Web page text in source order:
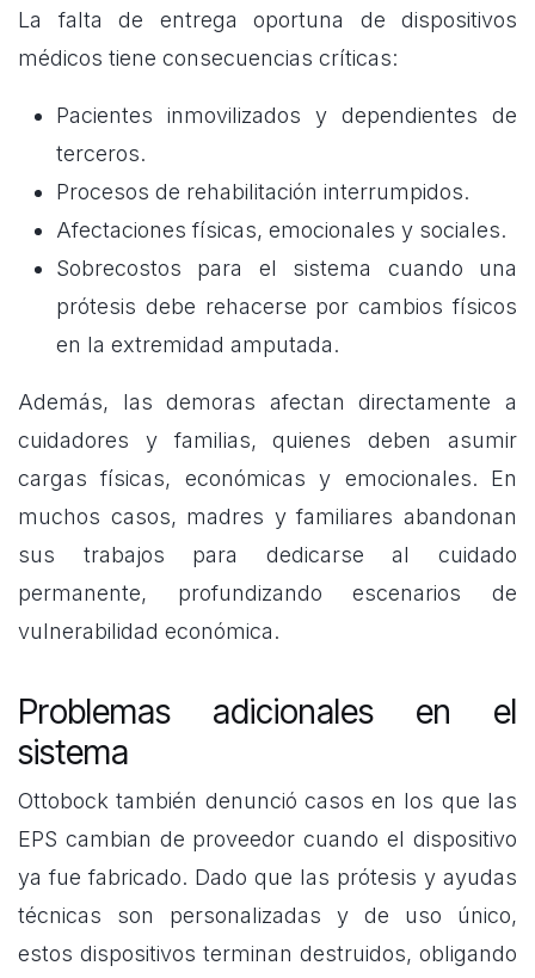
La falta de entrega oportuna de dispositivos
médicos tiene consecuencias críticas:
Pacientes inmovilizados y dependientes de
terceros.
Procesos de rehabilitación interrumpidos.
Afectaciones físicas, emocionales y sociales.
Sobrecostos para el sistema cuando una
prótesis debe rehacerse por cambios físicos
en la extremidad amputada.
Además, las demoras afectan directamente a
cuidadores y familias, quienes deben asumir
cargas físicas, económicas y emocionales. En
muchos casos, madres y familiares abandonan
sus trabajos para dedicarse al cuidado
permanente, profundizando escenarios de
vulnerabilidad económica.
Problemas adicionales en el
sistema
Ottobock también denunció casos en los que las
EPS cambian de proveedor cuando el dispositivo
ya fue fabricado. Dado que las prótesis y ayudas
técnicas son personalizadas y de uso único,
estos dispositivos terminan destruidos, obligando